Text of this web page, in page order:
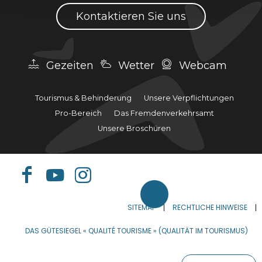
Kontaktieren Sie uns
Gezeiten Wetter Webcam
Tourismus & Behinderung
Unsere Verpflichtungen
Pro-Bereich
Das Fremdenverkehrsamt
Unsere Broschüren
SITEMAP RECHTLICHE HINWEISE
DAS GÜTESIEGEL « QUALITÉ TOURISME » (QUALITÄT IM TOURISMUS)